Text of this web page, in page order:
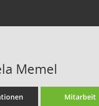
Feed
Memel
Mitarbeit